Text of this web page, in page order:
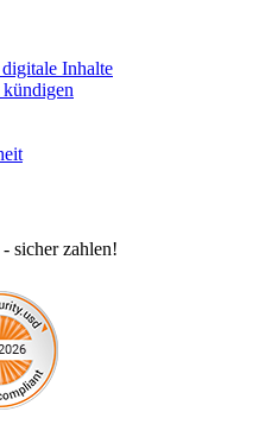
Inhalte
sicher zahlen!